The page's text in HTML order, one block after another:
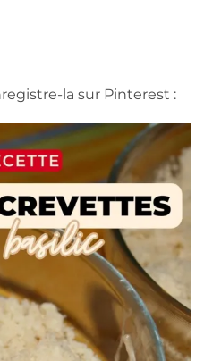
la sur Pinterest :